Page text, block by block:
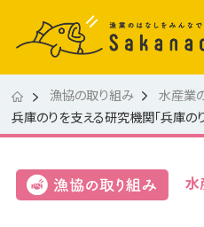
漁協の取り組み
水産業
兵庫のりを支える研究機関「兵庫の
水